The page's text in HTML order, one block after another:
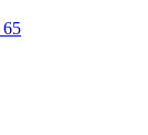
65